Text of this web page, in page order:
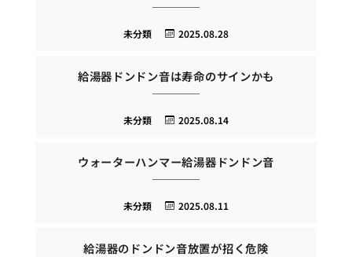
2025.08.28
未分類
給湯器ドンドン音は寿命のサインかも
2025.08.14
未分類
ウォーターハンマー給湯器ドンドン音
2025.08.11
未分類
給湯器のドンドン音放置が招く危険